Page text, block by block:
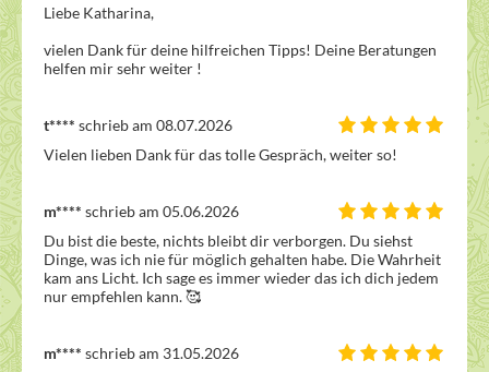
Liebe Katharina,
vielen Dank für deine hilfreichen Tipps! Deine Beratungen
helfen mir sehr weiter !
t**** schrieb am 08.07.2026
Vielen lieben Dank für das tolle Gespräch, weiter so!
m**** schrieb am 05.06.2026
Du bist die beste, nichts bleibt dir verborgen. Du siehst
Dinge, was ich nie für möglich gehalten habe. Die Wahrheit
kam ans Licht. Ich sage es immer wieder das ich dich jedem
nur empfehlen kann. 🥰
m**** schrieb am 31.05.2026